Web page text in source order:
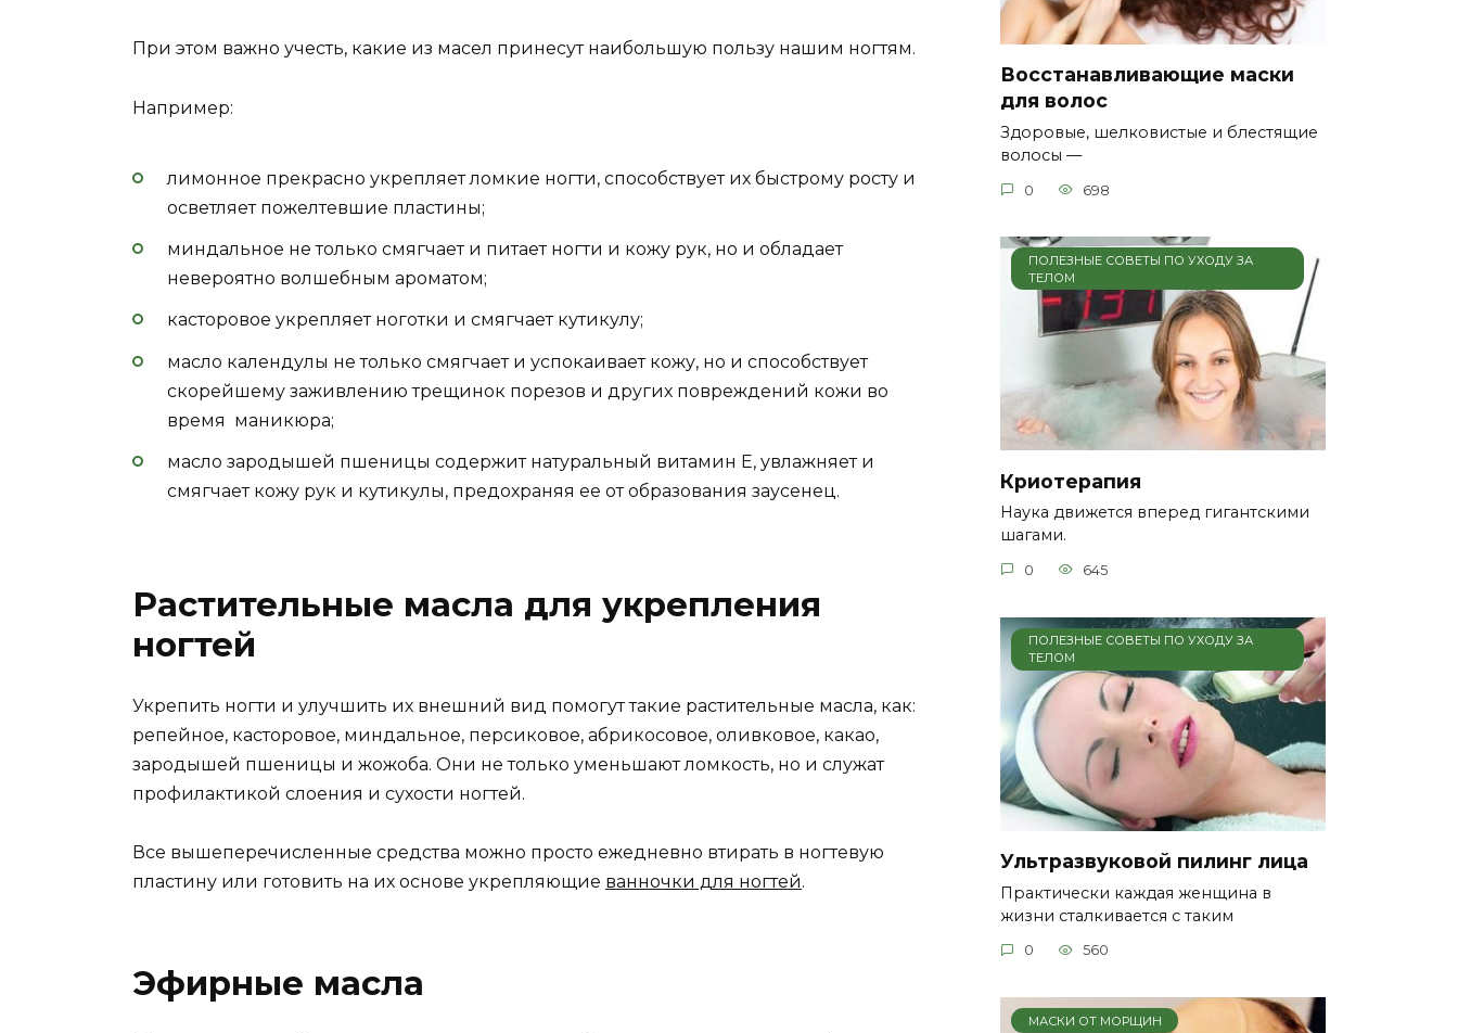
При этом важно учесть, какие из масел принесут наибольшую пользу нашим ногтям.
Например:
лимонное прекрасно укрепляет ломкие ногти, способствует их быстрому росту и
осветляет пожелтевшие пластины;
миндальное не только смягчает и питает ногти и кожу рук, но и обладает
невероятно волшебным ароматом;
касторовое укрепляет ноготки и смягчает кутикулу;
масло календулы не только смягчает и успокаивает кожу, но и способствует
скорейшему заживлению трещинок порезов и других повреждений кожи во
время маникюра;
масло зародышей пшеницы содержит натуральный витамин Е, увлажняет и
смягчает кожу рук и кутикулы, предохраняя ее от образования заусенец.
Растительные масла для укрепления
ногтей
Укрепить ногти и улучшить их внешний вид помогут такие растительные масла, как:
репейное, касторовое, миндальное, персиковое, абрикосовое, оливковое, какао,
зародышей пшеницы и жожоба. Они не только уменьшают ломкость, но и служат
профилактикой слоения и сухости ногтей.
Все вышеперечисленные средства можно просто ежедневно втирать в ногтевую
пластину или готовить на их основе укрепляющие ванночки для ногтей.
Эфирные масла
Восстанавливающие маски
для волос
Здоровые, шелковистые и блестящие
волосы —
0 698
ПОЛЕЗНЫЕ СОВЕТЫ ПО УХОДУ ЗА
ТЕЛОМ
Криотерапия
Наука движется вперед гигантскими
шагами.
0 645
ПОЛЕЗНЫЕ СОВЕТЫ ПО УХОДУ ЗА
ТЕЛОМ
Ультразвуковой пилинг лица
Практически каждая женщина в
жизни сталкивается с таким
0 560
МАСКИ ОТ МОРЩИН